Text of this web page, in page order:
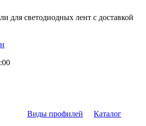
для светодиодных лент с доставкой
Виды профилей
Каталог